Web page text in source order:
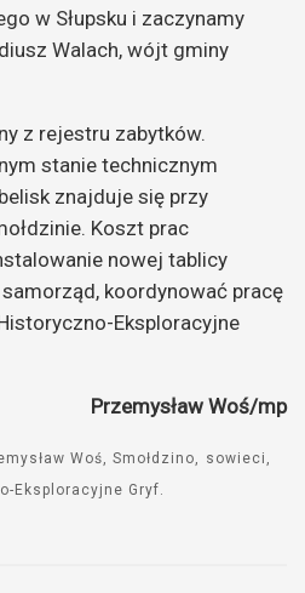
w Słupsku i zaczynamy
Walach, wójt gminy
z rejestru zabytków.
stanie technicznym
znajduje się przy
Koszt prac
nowej tablicy
koordynować pracę
Eksploracyjne
Przemysław Woś/mp
Woś Smołdzino
sowieci
Eksploracyjne Gryf.